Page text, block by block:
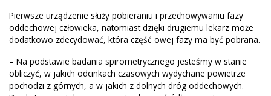
Pierwsze urządzenie służy pobieraniu i przechowywaniu fazy
oddechowej człowieka, natomiast dzięki drugiemu lekarz może
dodatkowo zdecydować, która część owej fazy ma być pobrana.
– Na podstawie badania spirometrycznego jesteśmy w stanie
obliczyć, w jakich odcinkach czasowych wydychane powietrze
pochodzi z górnych, a w jakich z dolnych dróg oddechowych.